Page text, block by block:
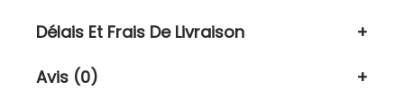
Délais Et Frais De Livraison
Avis (0)